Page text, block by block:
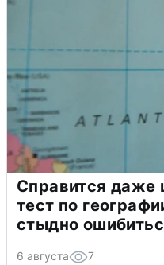
Справится даже
тест по
стыдно
6 августа 7